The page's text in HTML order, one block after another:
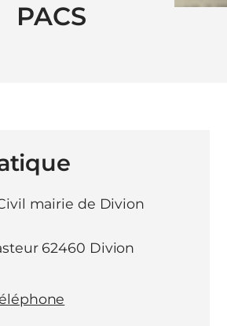
PACS
mairie de Divion
62460 Divion